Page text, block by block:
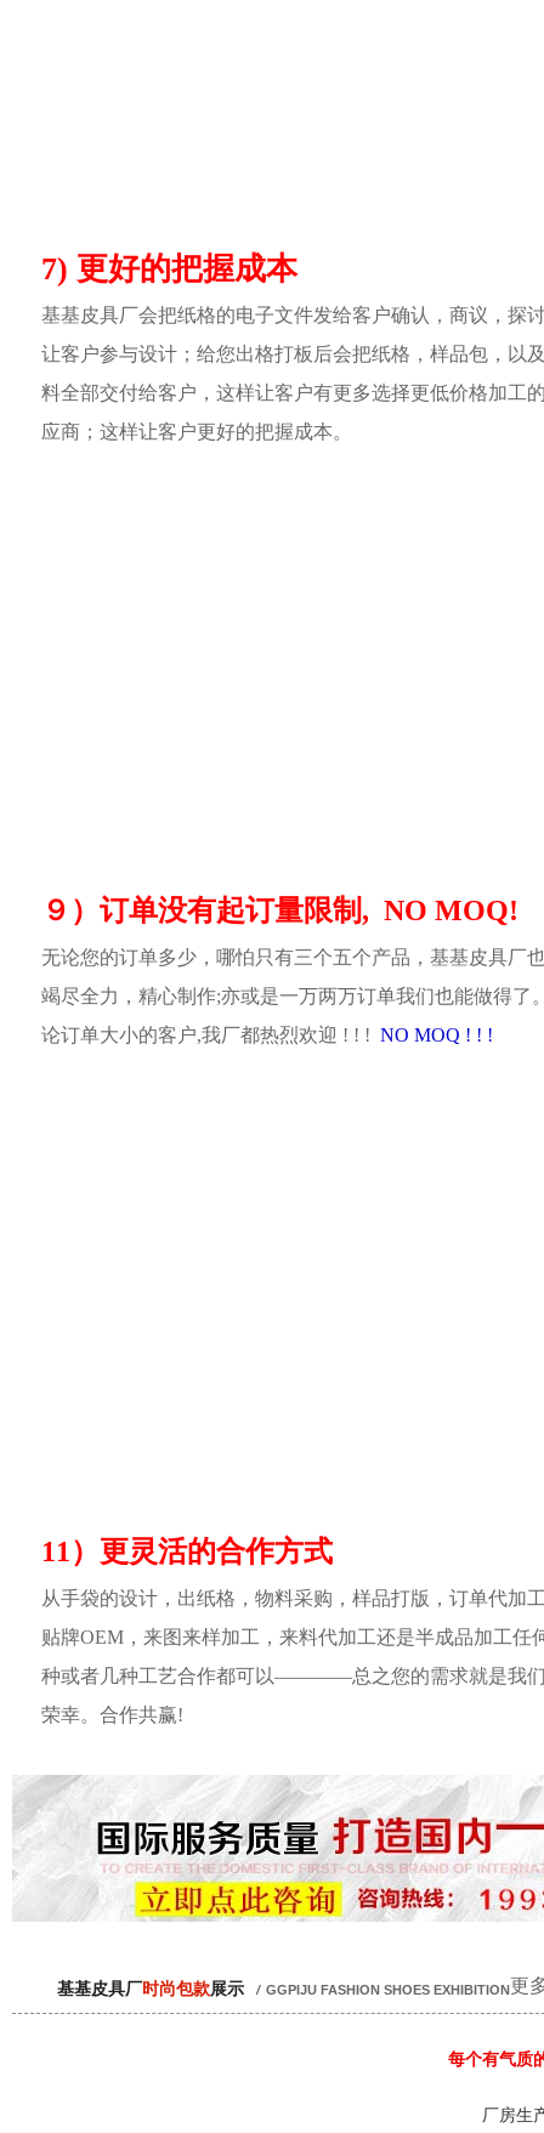
7) 更好的把握成本
基基皮具厂会把纸格的电子文件发给客户确认，商议，探
让客户参与设计；给您出格打板后会把纸格，样品包，以
料全部交付给客户，这样让客户有更多选择更低价格加工
应商；这样让客户更好的把握成本。
９）订单没有起订量限制, NO MOQ!
无论您的订单多少，哪怕只有三个五个产品，基基皮具厂
竭尽全力，精心制作;亦或是一万两万订单我们也能做得了
论订单大小的客户,我厂都热烈欢迎 ! ! ! NO MOQ ! ! !
11）更灵活的合作方式
从手袋的设计，出纸格，物料采购，样品打版，订单代加
贴牌OEM，来图来样加工，来料代加工还是半成品加工任
种或者几种工艺合作都可以————总之您的需求就是我
荣幸。合作共赢!
更
基基皮具厂时尚包款展示 / GGPIJU FASHION SHOES EXHIBITION
每个有气质
厂房生